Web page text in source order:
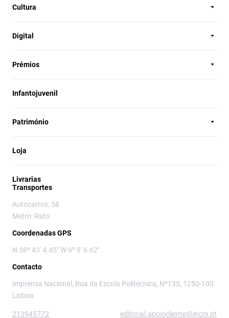
Cultura
Digital
Prémios
Infantojuvenil
Património
Loja
Livrarias
Transportes
Autocarros: 58
Metro: Rato
Coordenadas GPS
N 38º 43' 4.45" W 9º 9' 6.62"
Contacto
Imprensa Nacional, Rua da Escola Politécnica, Nº135, 1250-100
Lisboa
213945772 editorial.apoiocliente@incm.pt